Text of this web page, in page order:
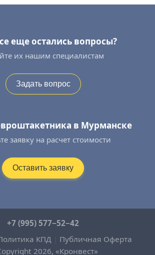
еще остались вопросы?
их нашим специалистам
Задать вопрос
в Мурманске
заявку на расчет стоимости
Оставить заявку
2026, «Кронвест»
+7 (995) 577−52−42
КПД Публичная Оферта